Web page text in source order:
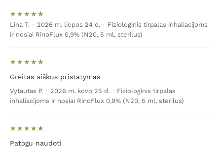
Lina T. · 2026 m. liepos 24 d. · Fiziologinis tirpalas inhaliacijoms
ir nosiai RinoFlux 0,9% (N20, 5 ml, sterilus)
Greitas aiškus pristatymas
Vytautas P. · 2026 m. kovo 25 d. · Fiziologinis tirpalas
inhaliacijoms ir nosiai RinoFlux 0,9% (N20, 5 ml, sterilus)
Patogu naudoti